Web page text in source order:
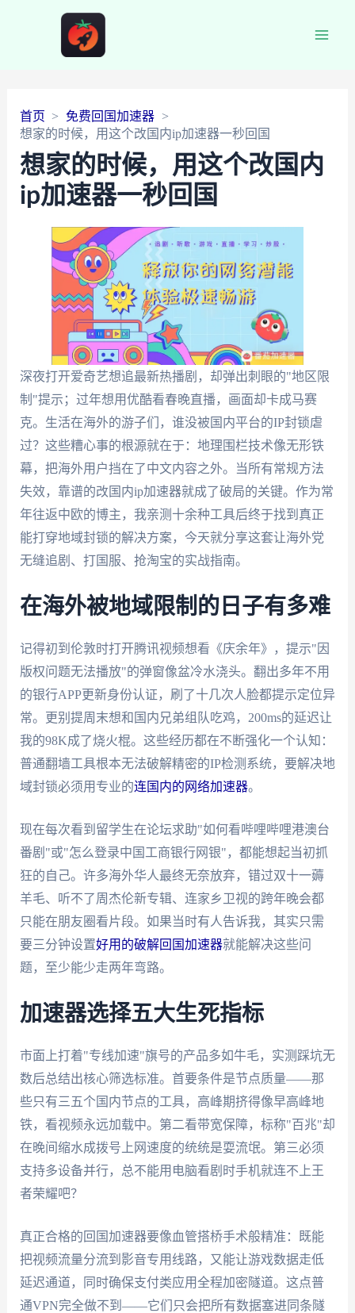
首页
免费回国加速器
想家的时候，用这个改国内ip加速器一秒回国
想家的时候，用这个改国内
ip加速器一秒回国
深夜打开爱奇艺想追最新热播剧，却弹出刺眼的"地区限
制"提示；过年想用优酷看春晚直播，画面却卡成马赛
克。生活在海外的游子们，谁没被国内平台的IP封锁虐
过？这些糟心事的根源就在于：地理围栏技术像无形铁
幕，把海外用户挡在了中文内容之外。当所有常规方法
失效，靠谱的改国内ip加速器就成了破局的关键。作为常
年往返中欧的博主，我亲测十余种工具后终于找到真正
能打穿地域封锁的解决方案，今天就分享这套让海外党
无缝追剧、打国服、抢淘宝的实战指南。
在海外被地域限制的日子有多难
记得初到伦敦时打开腾讯视频想看《庆余年》，提示"因
版权问题无法播放"的弹窗像盆冷水浇头。翻出多年不用
的银行APP更新身份认证，刷了十几次人脸都提示定位异
常。更别提周末想和国内兄弟组队吃鸡，200ms的延迟让
我的98K成了烧火棍。这些经历都在不断强化一个认知：
普通翻墙工具根本无法破解精密的IP检测系统，要解决地
域封锁必须用专业的连国内的网络加速器。
现在每次看到留学生在论坛求助"如何看哔哩哔哩港澳台
番剧"或"怎么登录中国工商银行网银"，都能想起当初抓
狂的自己。许多海外华人最终无奈放弃，错过双十一薅
羊毛、听不了周杰伦新专辑、连家乡卫视的跨年晚会都
只能在朋友圈看片段。如果当时有人告诉我，其实只需
要三分钟设置好用的破解回国加速器就能解决这些问
题，至少能少走两年弯路。
加速器选择五大生死指标
市面上打着"专线加速"旗号的产品多如牛毛，实测踩坑无
数后总结出核心筛选标准。首要条件是节点质量——那
些只有三五个国内节点的工具，高峰期挤得像早高峰地
铁，看视频永远加载中。第二看带宽保障，标称"百兆"却
在晚间缩水成拨号上网速度的统统是耍流氓。第三必须
支持多设备并行，总不能用电脑看剧时手机就连不上王
者荣耀吧？
真正合格的回国加速器要像血管搭桥手术般精准：既能
把视频流量分流到影音专用线路，又能让游戏数据走低
延迟通道，同时确保支付类应用全程加密隧道。这点普
通VPN完全做不到——它们只会把所有数据塞进同条隧